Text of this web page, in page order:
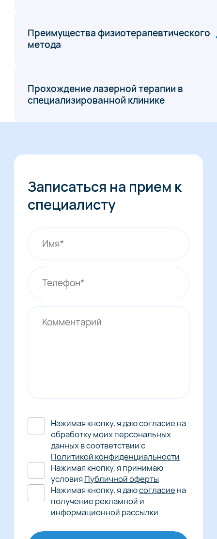
Преимущества физиотерапевтического
метода
Прохождение лазерной терапии в
специализированной клинике
Записаться на прием к
специалисту
Нажимая кнопку, я даю согласие на
обработку моих персональных
данных в соответствии с
Политикой конфиденциальности
Нажимая кнопку, я принимаю
условия Публичной оферты
Нажимая кнопку, я даюсогласие на
получение рекламной и
информационной рассылки